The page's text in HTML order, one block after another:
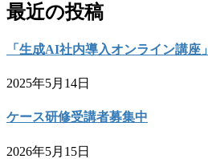
最近の投稿
「生成AI社内導入オンライン講座
2025年5月14日
ケース研修受講者募集中
2026年5月15日